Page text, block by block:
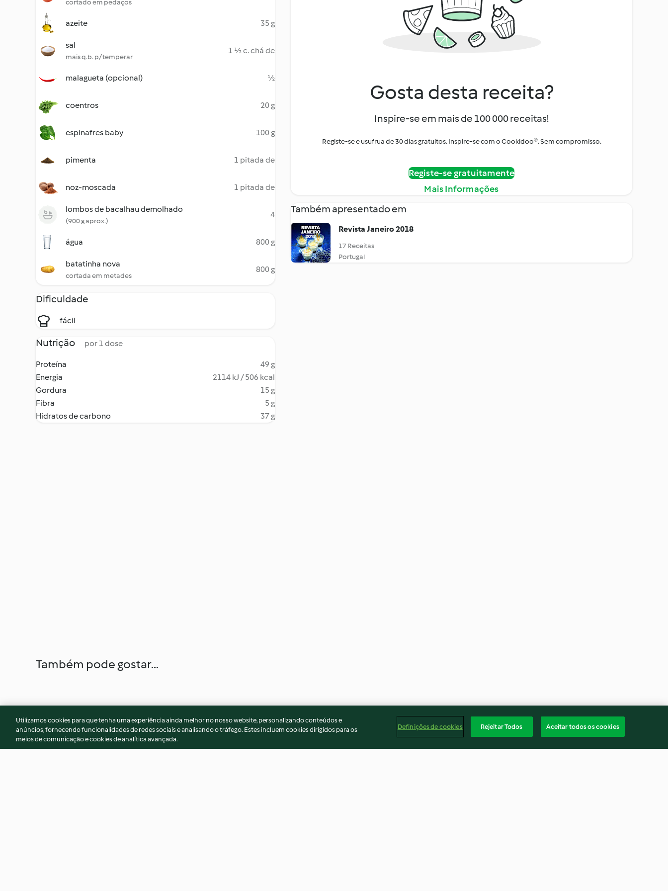
cortado em pedaços
azeite 35 g
sal
mais q.b. p/ temperar
1 ½ c. chá de
malagueta (opcional) ½
coentros 20 g
espinafres baby 100 g
pimenta 1 pitada de
noz-moscada 1 pitada de
lombos de bacalhau demolhado
(900 g aprox.)
4
água 800 g
batatinha nova
cortada em metades
800 g
Dificuldade
fácil
Nutrição por 1 dose
Proteína
49 g
Energia
2114 kJ / 506 kcal
Gordura
15 g
Fibra
5 g
Hidratos de carbono
37 g
Gosta desta receita?
Inspire-se em mais de 100 000 receitas!
Registe-se e usufrua de 30 dias gratuitos. Inspire-se com o Cookidoo®. Sem compromisso.
Registe-se gratuitamente
Mais Informações
Também apresentado em
Revista Janeiro 2018
17 Receitas
Portugal
Também pode gostar...
Utilizamos cookies para que tenha uma experiência ainda melhor no nosso website, personalizando conteúdos e
anúncios, fornecendo funcionalidades de redes sociais e analisando o tráfego. Estes incluem cookies dirigidos para os
meios de comunicação e cookies de analítica avançada.
Definições de cookies Rejeitar Todos Aceitar todos os cookies